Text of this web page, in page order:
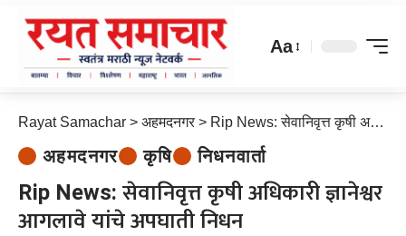
Aa
Rayat Samachar > अहमदनगर > Rip News: सेवानिवृत्त कृषी अधिकारी ज्ञानेश्वर आगलावे यांचे अपघाती निधन
अहमदनगर कृषि निधनवार्ता
Rip News: सेवानिवृत्त कृषी अधिकारी ज्ञानेश्वर
आगलावे यांचे अपघाती निधन